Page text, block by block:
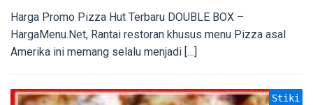
Harga Promo Pizza Hut Terbaru DOUBLE BOX –
HargaMenu.Net, Rantai restoran khusus menu Pizza asal
Amerika ini memang selalu menjadi […]
Stiki